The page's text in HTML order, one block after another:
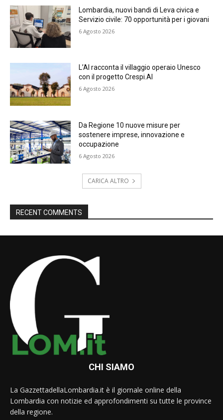
Lombardia, nuovi bandi di Leva civica e
Servizio civile: 70 opportunità per i giovani
6 Agosto 2026
L’AI racconta il villaggio operaio Unesco
con il progetto Crespi.AI
6 Agosto 2026
Da Regione 10 nuove misure per
sostenere imprese, innovazione e
occupazione
6 Agosto 2026
CARICA ALTRO
RECENT COMMENTS
CHI SIAMO
La GazzettadellaLombardia.it è il giornale online della
Lombardia con notizie ed approfondimenti su tutte le province
della regione.